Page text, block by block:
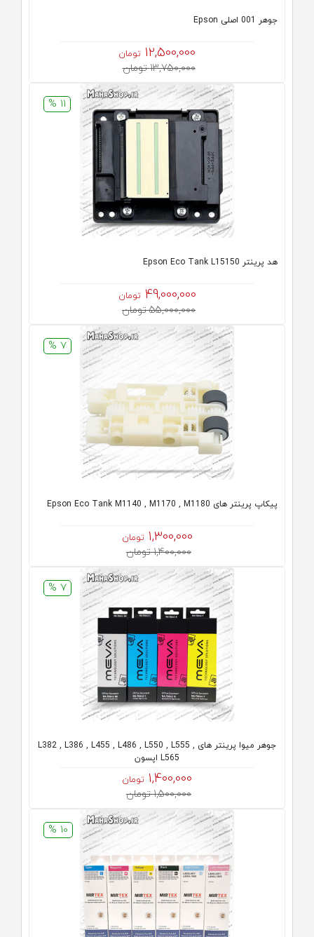
جوهر 001 اصلی Epson
12,500,000 تومان
13,750,000 تومان
11 %
هد پرینتر Epson Eco Tank L15150
49,000,000 تومان
55,000,000 تومان
7 %
پیکاپ پرینتر های Epson Eco Tank M1140 , M1170 , M1180
1,300,000 تومان
1,400,000 تومان
7 %
جوهر میوا پرینتر های L382 , L386 , L455 , L486 , L550 , L555 ,
L565 اپسون
1,400,000 تومان
1,500,000 تومان
10 %